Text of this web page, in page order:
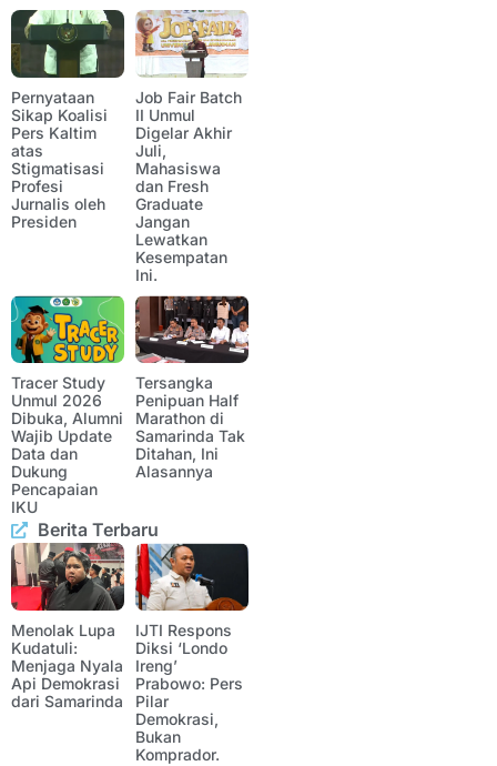
Pernyataan
Sikap Koalisi
Pers Kaltim
atas
Stigmatisasi
Profesi
Jurnalis oleh
Presiden
Job Fair Batch
II Unmul
Digelar Akhir
Juli,
Mahasiswa
dan Fresh
Graduate
Jangan
Lewatkan
Kesempatan
Ini.
Tracer Study
Unmul 2026
Dibuka, Alumni
Wajib Update
Data dan
Dukung
Pencapaian
IKU
Tersangka
Penipuan Half
Marathon di
Samarinda Tak
Ditahan, Ini
Alasannya
Berita Terbaru
Menolak Lupa
Kudatuli:
Menjaga Nyala
Api Demokrasi
dari Samarinda
IJTI Respons
Diksi ‘Londo
Ireng’
Prabowo: Pers
Pilar
Demokrasi,
Bukan
Komprador.